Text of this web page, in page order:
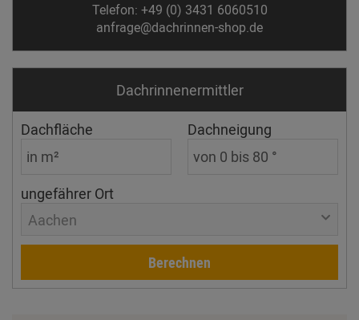
Telefon: +49 (0) 3431 6060510
anfrage@dachrinnen-shop.de
Dachrinnen­ermittler
Dachfläche Dachneigung
ungefährer Ort
Aachen
Berechnen